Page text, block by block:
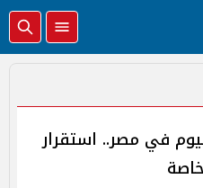
في مصر.. استقرار